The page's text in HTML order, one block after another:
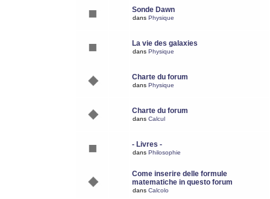
Sonde Dawn
dans Physique
La vie des galaxies
dans Physique
Charte du forum
dans Physique
Charte du forum
dans Calcul
- Livres -
dans Philosophie
Come inserire delle formule
matematiche in questo forum
dans Calcolo